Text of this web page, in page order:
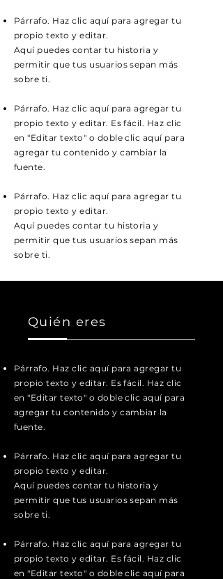
Párrafo. Haz clic aquí para agregar tu
propio texto y editar.
Aquí puedes contar tu historia y
permitir que tus usuarios sepan más
sobre ti.
Párrafo. Haz clic aquí para agregar tu
propio texto y editar. Es fácil. Haz clic
en "Editar texto" o doble clic aquí para
agregar tu contenido y cambiar la
fuente.
Párrafo. Haz clic aquí para agregar tu
propio texto y editar.
Aquí puedes contar tu historia y
permitir que tus usuarios sepan más
sobre ti.
Quién eres
Párrafo. Haz clic aquí para agregar tu
propio texto y editar. Es fácil. Haz clic
en "Editar texto" o doble clic aquí para
agregar tu contenido y cambiar la
fuente.
Párrafo. Haz clic aquí para agregar tu
propio texto y editar.
Aquí puedes contar tu historia y
permitir que tus usuarios sepan más
sobre ti.
Párrafo. Haz clic aquí para agregar tu
propio texto y editar. Es fácil. Haz clic
en "Editar texto" o doble clic aquí para